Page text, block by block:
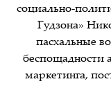
социально-
Гудзона»
пасхальные
беспощадности
маркетинга,